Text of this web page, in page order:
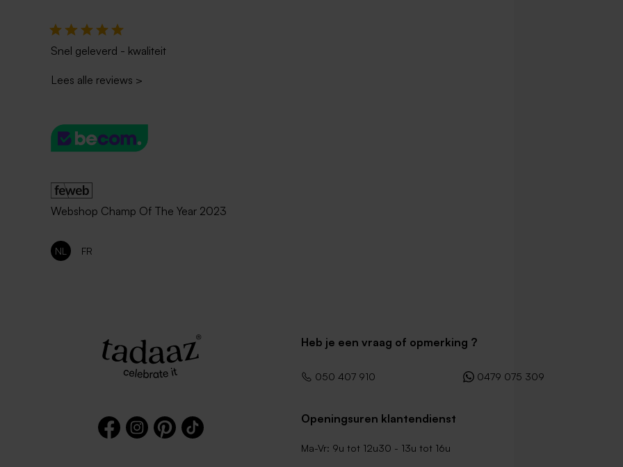
Snel geleverd - kwaliteit
Lees alle reviews >
Webshop Champ Of The Year 2023
NL FR
Heb je een vraag of opmerking ?
050 407 910 0479 075 309
Openingsuren klantendienst
Ma-Vr: 9u tot 12u30 - 13u tot 16u